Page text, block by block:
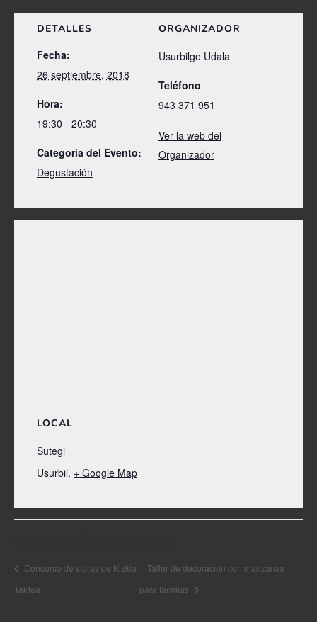
DETALLES
Fecha:
26 septiembre, 2018
Hora:
19:30 - 20:30
Categoría del Evento:
Degustación
ORGANIZADOR
Usurbilgo Udala
Teléfono
943 371 951
Ver la web del
Organizador
LOCAL
Sutegi
Usurbil, + Google Map
Concurso de sidras de Kizkia
Taldea
Taller de decoración con manzanas
para familias